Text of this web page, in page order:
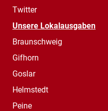
Twitter
Unsere Lokalausgaben
Braunschweig
Gifhorn
Goslar
Helmstedt
Peine